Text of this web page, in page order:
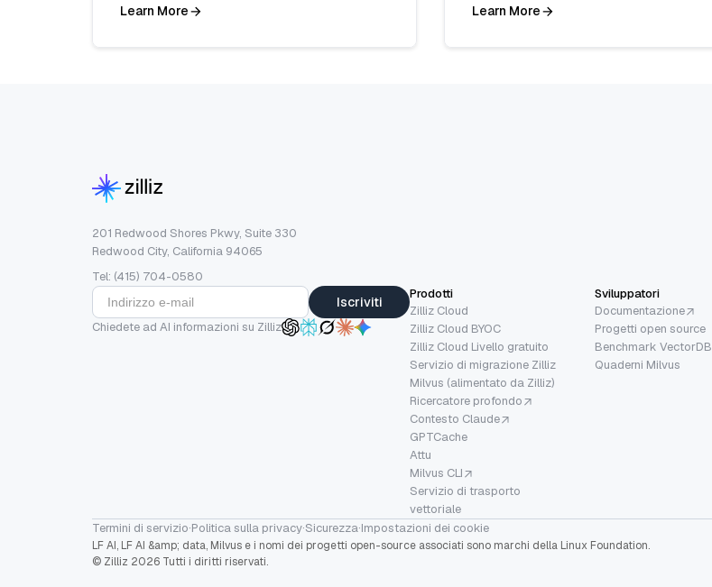
Learn More Learn More
201 Redwood Shores Pkwy, Suite 330
Redwood City, California 94065
Tel: (415) 704-0580
Iscriviti
Chiedete ad AI informazioni su Zilliz
Prodotti
Zilliz Cloud
Zilliz Cloud BYOC
Zilliz Cloud Livello gratuito
Servizio di migrazione Zilliz
Milvus (alimentato da Zilliz)
Ricercatore profondo
Contesto Claude
GPTCache
Attu
Milvus CLI
Servizio di trasporto
vettoriale
Sviluppatori
Documentazione
Progetti open source
Benchmark VectorDB
Quaderni Milvus
Termini di servizio·Politica sulla privacy·Sicurezza·Impostazioni dei cookie
LF AI, LF AI &amp; data, Milvus e i nomi dei progetti open-source associati sono marchi della Linux Foundation.
© Zilliz 2026 Tutti i diritti riservati.